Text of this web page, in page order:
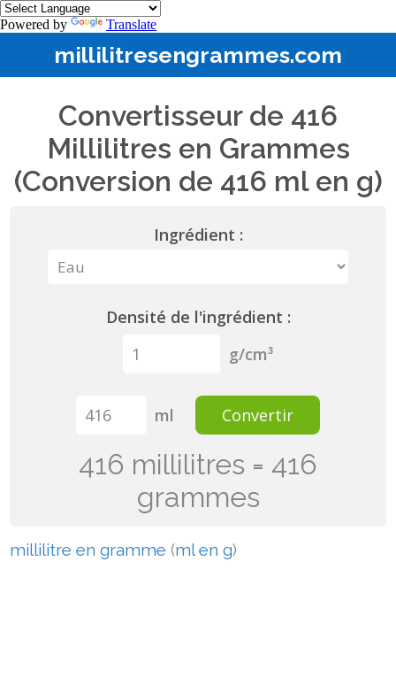
Powered by Translate
millilitresengrammes.com
Convertisseur de 416
Millilitres en Grammes
(Conversion de 416 ml en g)
Ingrédient :
Densité de l'ingrédient :
g/cm³
ml Convertir
416 millilitres = 416
grammes
millilitre en gramme (ml en g)